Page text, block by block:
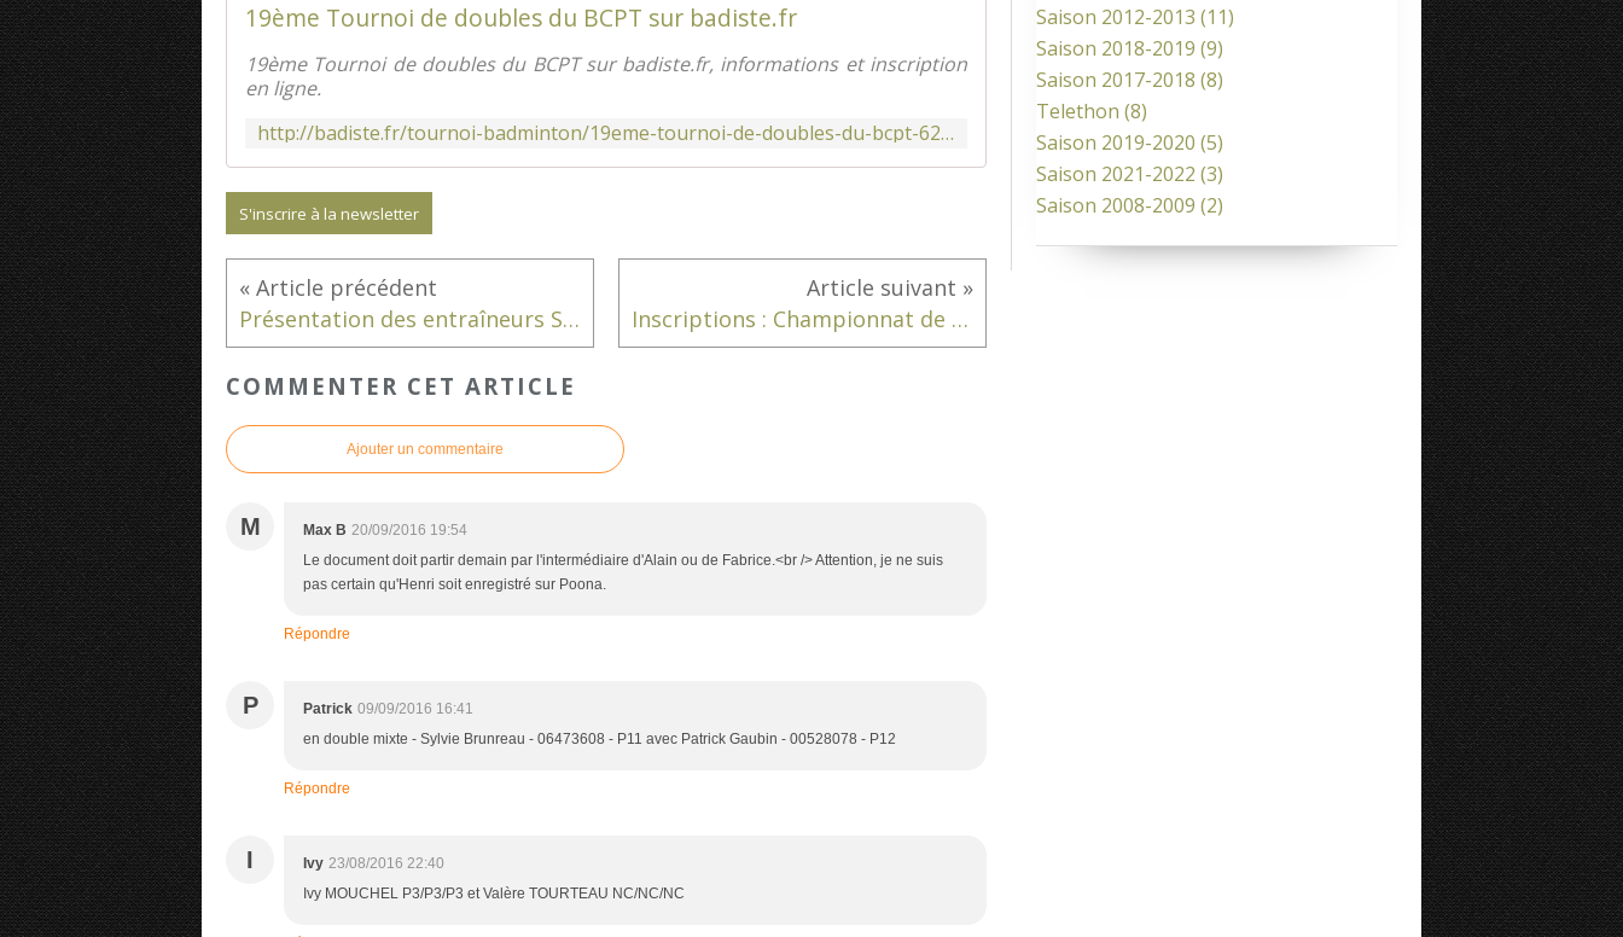
19ème Tournoi de doubles du BCPT sur badiste.fr
19ème Tournoi de doubles du BCPT sur badiste.fr, informations et inscription
en ligne.
http://badiste.fr/tournoi-badminton/19eme-tournoi-de-doubles-du-bcpt-6227.html
S'inscrire à la newsletter
Présentation des entraîneurs Saison 2016/2017 Inscriptions : Championnat de Ligue Vétérans
COMMENTER CET ARTICLE
Ajouter un commentaire
M Max B 20/09/2016 19:54
Le document doit partir demain par l'intermédiaire d'Alain ou de Fabrice.<br /> Attention, je ne suis
pas certain qu'Henri soit enregistré sur Poona.
Répondre
P Patrick 09/09/2016 16:41
en double mixte - Sylvie Brunreau - 06473608 - P11 avec Patrick Gaubin - 00528078 - P12
Répondre
I Ivy 23/08/2016 22:40
Ivy MOUCHEL P3/P3/P3 et Valère TOURTEAU NC/NC/NC
Saison 2012-2013 (11)
Saison 2018-2019 (9)
Saison 2017-2018 (8)
Telethon (8)
Saison 2019-2020 (5)
Saison 2021-2022 (3)
Saison 2008-2009 (2)